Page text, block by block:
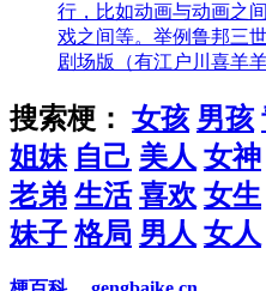
行，比如动画与动画之
戏之间等。举例鲁邦三
剧场版（有江户川喜羊
搜索梗： 女孩 男孩
姐妹 自己 美人 女神
老弟 生活 喜欢 女生
妹子 格局 男人 女人